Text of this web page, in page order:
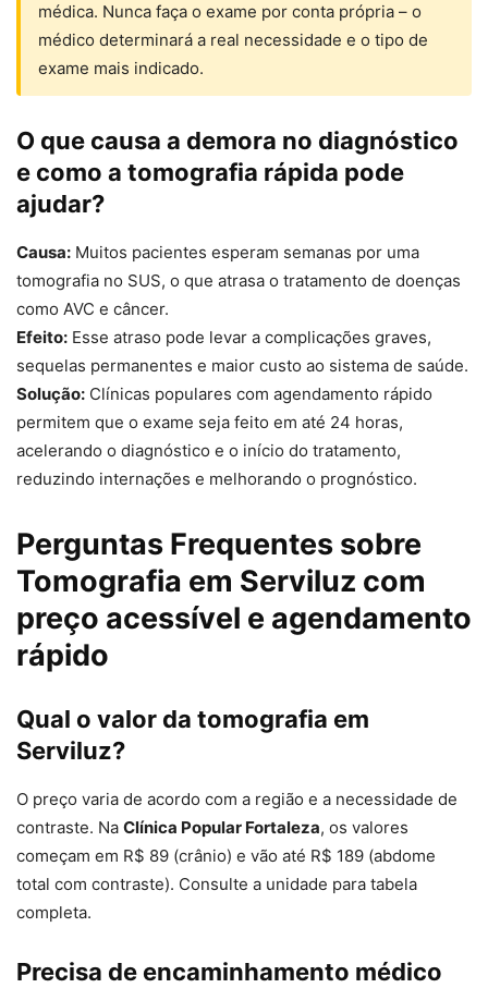
médica. Nunca faça o exame por conta própria – o
médico determinará a real necessidade e o tipo de
exame mais indicado.
O que causa a demora no diagnóstico
e como a tomografia rápida pode
ajudar?
Causa: Muitos pacientes esperam semanas por uma
tomografia no SUS, o que atrasa o tratamento de doenças
como AVC e câncer.
Efeito: Esse atraso pode levar a complicações graves,
sequelas permanentes e maior custo ao sistema de saúde.
Solução: Clínicas populares com agendamento rápido
permitem que o exame seja feito em até 24 horas,
acelerando o diagnóstico e o início do tratamento,
reduzindo internações e melhorando o prognóstico.
Perguntas Frequentes sobre
Tomografia em Serviluz com
preço acessível e agendamento
rápido
Qual o valor da tomografia em
Serviluz?
O preço varia de acordo com a região e a necessidade de
contraste. Na Clínica Popular Fortaleza, os valores
começam em R$ 89 (crânio) e vão até R$ 189 (abdome
total com contraste). Consulte a unidade para tabela
completa.
Precisa de encaminhamento médico